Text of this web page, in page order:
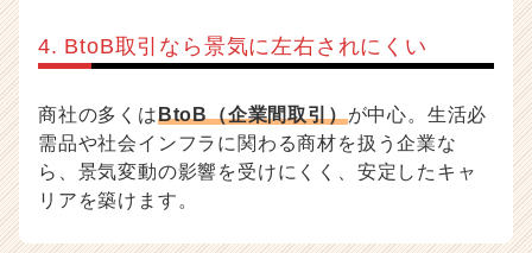
4. BtoB取引なら景気に左右されにくい
商社の多くはBtoB（企業間取引）が中心。生活必
需品や社会インフラに関わる商材を扱う企業な
ら、景気変動の影響を受けにくく、安定したキャ
リアを築けます。